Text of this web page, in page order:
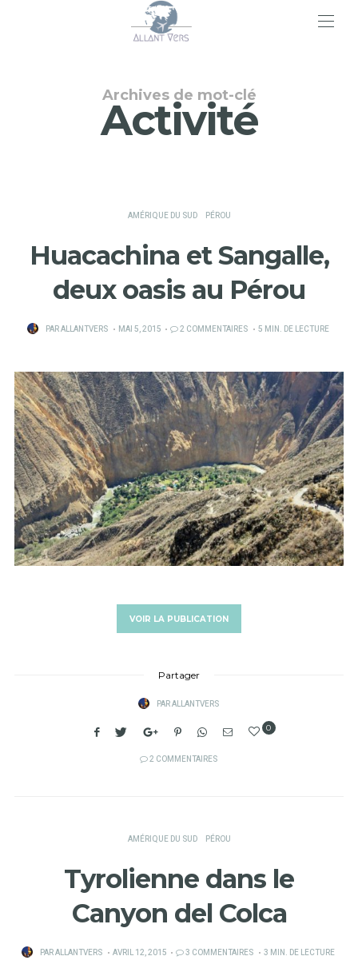
Archives de mot-clé
Activité
AMÉRIQUE DU SUD PÉROU
Huacachina et Sangalle,
deux oasis au Pérou
PARALLANTVERS
PUBLIÉ
MAI 5, 2015 2 COMMENTAIRES 5 MIN. DE LECTURE
VOIR LA PUBLICATION
Partager
PARALLANTVERS
0
2 COMMENTAIRES
AMÉRIQUE DU SUD PÉROU
Tyrolienne dans le
Canyon del Colca
PARALLANTVERS
PUBLIÉ
AVRIL 12, 2015 3 COMMENTAIRES 3 MIN. DE LECTURE